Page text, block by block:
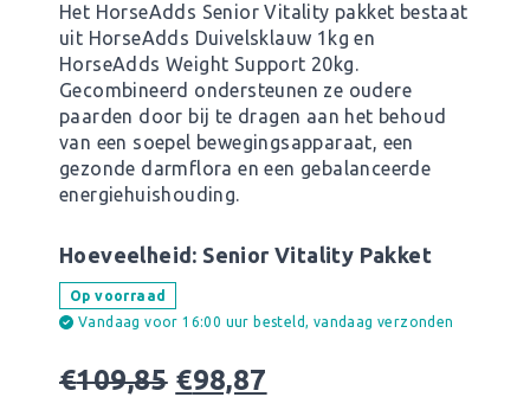
Het HorseAdds Senior Vitality pakket bestaat
uit HorseAdds Duivelsklauw 1kg en
HorseAdds Weight Support 20kg.
Gecombineerd ondersteunen ze oudere
paarden door bij te dragen aan het behoud
van een soepel bewegingsapparaat, een
gezonde darmflora en een gebalanceerde
energiehuishouding.
Hoeveelheid: Senior Vitality Pakket
Op voorraad
Vandaag voor 16:00 uur besteld, vandaag verzonden
€109,85 €98,87